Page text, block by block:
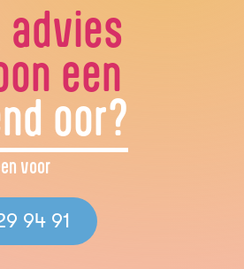
advies
een
oor?
voor
94 91